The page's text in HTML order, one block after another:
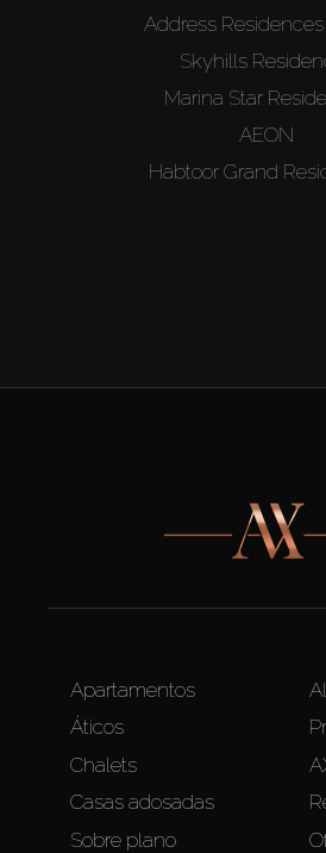
Address
Skyhills
Marina Star
AEON
Habtoor Grand
Apartamentos
Áticos
Chalets
Casas adosadas
Sobre plano